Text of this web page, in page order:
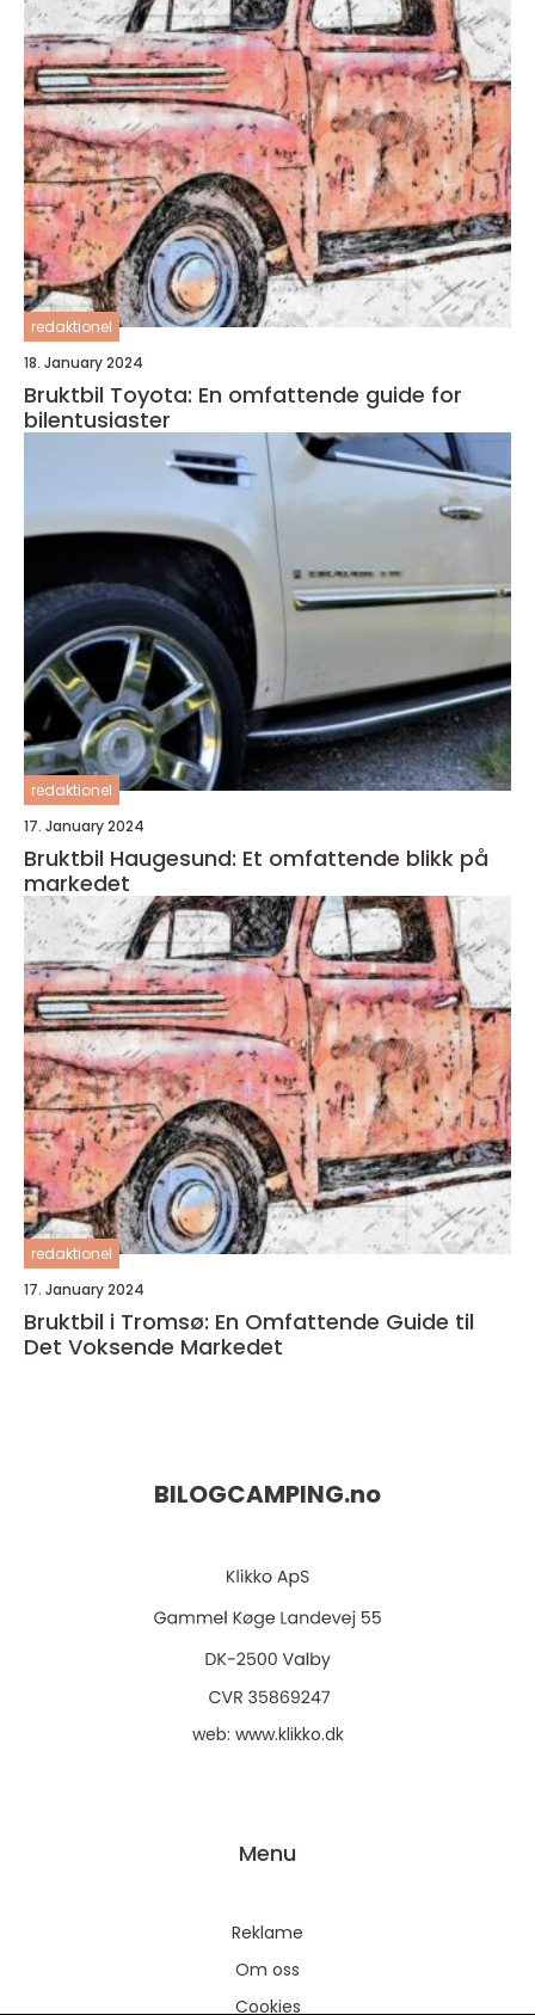
redaktionel
18. January 2024
Bruktbil Toyota: En omfattende guide for
bilentusiaster
redaktionel
17. January 2024
Bruktbil Haugesund: Et omfattende blikk på
markedet
redaktionel
17. January 2024
Bruktbil i Tromsø: En Omfattende Guide til
Det Voksende Markedet
BILOGCAMPING.no
web: www.klikko.dk
Menu
Reklame
Om oss
Cookies